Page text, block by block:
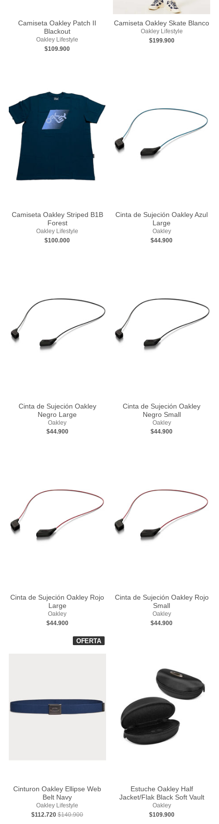
Camiseta Oakley Patch II
Blackout
Oakley Lifestyle
$109.900
Camiseta Oakley Skate Blanco
Oakley Lifestyle
$199.900
Camiseta Oakley Striped B1B
Forest
Oakley Lifestyle
$100.000
Cinta de Sujeción Oakley Azul
Large
Oakley
$44.900
Cinta de Sujeción Oakley
Negro Large
Oakley
$44.900
Cinta de Sujeción Oakley
Negro Small
Oakley
$44.900
Cinta de Sujeción Oakley Rojo
Large
Oakley
$44.900
Cinta de Sujeción Oakley Rojo
Small
Oakley
$44.900
OFERTA
Cinturon Oakley Ellipse Web
Belt Navy
Oakley Lifestyle
$112.720$140.900
Estuche Oakley Half
Jacket/Flak Black Soft Vault
Oakley
$109.900